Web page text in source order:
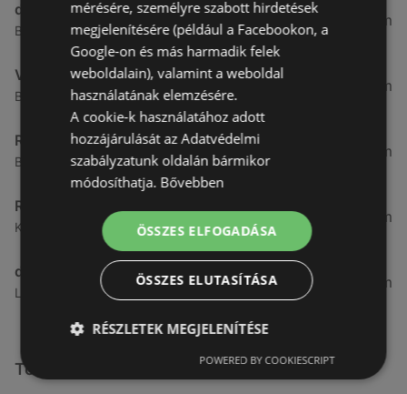
dm
Besenyő u. 23, 9400 Sopron
3,28 km
Vianni
Bánfalvi út 14., 9400 Sopron
3,57 km
Rossmann
Bánfalvi út 6-8., 9400 Sopron
3,83 km
Rossmann
Kodály Zoltán tér 16. 16., 9400 Sopron
4,19 km
dm
Lackner Kristóf u. 35, 9400, 9400 Sopron
4,44 km
További linkek
mérésére, személyre szabott hirdetések
megjelenítésére (például a Facebookon, a
Google-on és más harmadik felek
weboldalain), valamint a weboldal
használatának elemzésére.
A cookie-k használatához adott
hozzájárulását az Adatvédelmi
szabályzatunk oldalán bármikor
módosíthatja. Bővebben
ÖSSZES ELFOGADÁSA
ÖSSZES ELUTASÍTÁSA
RÉSZLETEK MEGJELENÍTÉSE
POWERED BY COOKIESCRIPT